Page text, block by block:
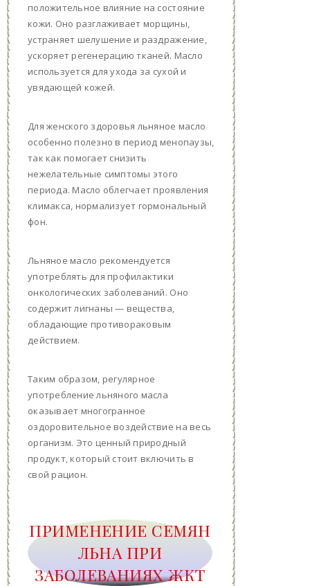
положительное влияние на состояние
кожи. Оно разглаживает морщины,
устраняет шелушение и раздражение,
ускоряет регенерацию тканей. Масло
используется для ухода за сухой и
увядающей кожей.
Для женского здоровья льняное масло
особенно полезно в период менопаузы,
так как помогает снизить
нежелательные симптомы этого
периода. Масло облегчает проявления
климакса, нормализует гормональный
фон.
Льняное масло рекомендуется
употреблять для профилактики
онкологических заболеваний. Оно
содержит лигнаны — вещества,
обладающие противораковым
действием.
Таким образом, регулярное
употребление льняного масла
оказывает многогранное
оздоровительное воздействие на весь
организм. Это ценный природный
продукт, который стоит включить в
свой рацион.
ПРИМЕНЕНИЕ СЕМЯН
ЛЬНА ПРИ
ЗАБОЛЕВАНИЯХ ЖКТ